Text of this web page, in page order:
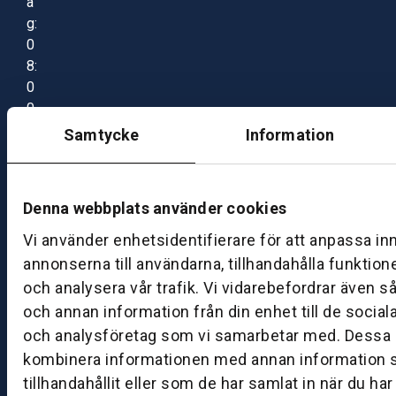
Samtycke Information
Denna webbplats använder cookies
Vi använder enhetsidentifierare för att anpassa
annonserna till användarna, tillhandahålla
och analysera vår trafik. Vi vidarebefordrar även
och annan information från din enhet till de
och analysföretag som vi samarbetar med. Dessa
kombinera informationen med annan information
tillhandahållit eller som de har samlat in när du
g:
0
8:
0
0
0
B
ut
ik
S
k
ö